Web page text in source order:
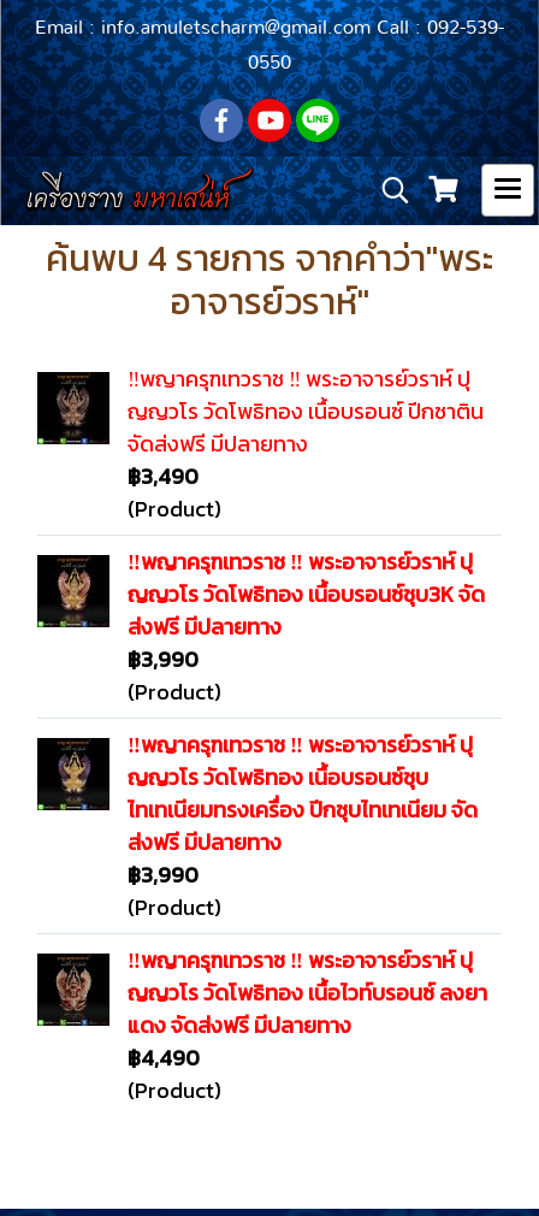
Email : info.amuletscharm@gmail.com Call : 092-539-
0550
ค้นพบ 4 รายการ จากคำว่า"พระ
อาจารย์วราห์"
‼️พญาครุฑเทวราช ‼️ พระอาจารย์วราห์ ปุ
ญญวโร วัดโพธิทอง เนื้อบรอนซ์ ปีกซาติน
จัดส่งฟรี มีปลายทาง
฿3,490
(Product)
‼️พญาครุฑเทวราช ‼️ พระอาจารย์วราห์ ปุ
ญญวโร วัดโพธิทอง เนื้อบรอนซ์ชุบ3K จัด
ส่งฟรี มีปลายทาง
฿3,990
(Product)
‼️พญาครุฑเทวราช ‼️ พระอาจารย์วราห์ ปุ
ญญวโร วัดโพธิทอง เนื้อบรอนซ์ชุบ
ไทเทเนียมทรงเครื่อง ปีกชุบไทเทเนียม จัด
ส่งฟรี มีปลายทาง
฿3,990
(Product)
‼️พญาครุฑเทวราช ‼️ พระอาจารย์วราห์ ปุ
ญญวโร วัดโพธิทอง เนื้อไวท์บรอนซ์ ลงยา
แดง จัดส่งฟรี มีปลายทาง
฿4,490
(Product)